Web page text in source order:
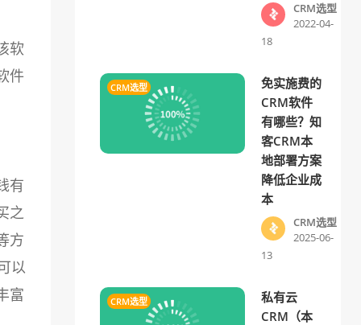
软
件
有
之
方
以
富
CRM选型
2022-04-
18
CRM选型
免实施费的
CRM软件
有哪些？知
客CRM本
地部署方案
降低企业成
本
CRM选型
2025-06-
13
CRM选型
私有云
CRM（本